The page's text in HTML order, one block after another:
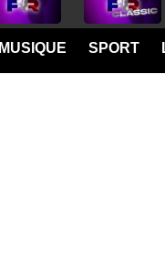
MUSIQUE SPORT